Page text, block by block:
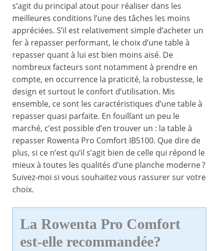
s’agit du principal atout pour réaliser dans les
meilleures conditions l’une des tâches les moins
appréciées. S’il est relativement simple d’acheter un
fer à repasser performant, le choix d’une table à
repasser quant à lui est bien moins aisé. De
nombreux facteurs sont notamment à prendre en
compte, en occurrence la praticité, la robustesse, le
design et surtout le confort d’utilisation. Mis
ensemble, ce sont les caractéristiques d’une table à
repasser quasi parfaite. En fouillant un peu le
marché, c’est possible d’en trouver un : la table à
repasser Rowenta Pro Comfort IB5100. Que dire de
plus, si ce n’est qu’il s’agit bien de celle qui répond le
mieux à toutes les qualités d’une planche moderne ?
Suivez-moi si vous souhaitez vous rassurer sur votre
choix.
La Rowenta Pro Comfort
est-elle recommandée?